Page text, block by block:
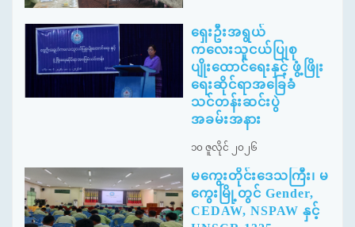
ရှေးဦးအရွယ်
ကလေးသူငယ်ပြုစု
ပျိုးထောင်ရေးနှင့် ဖွံ့ဖြိုး
ရေးဆိုင်ရာအခြေခံ
သင်တန်းဆင်းပွဲ
အခမ်းအနား
၁၀ ဇူလိုင် ၂၀၂၆
မကွေးတိုင်းဒေသကြီး၊ မ
ကွေးမြို့တွင် Gender,
CEDAW, NSPAW နှင့်